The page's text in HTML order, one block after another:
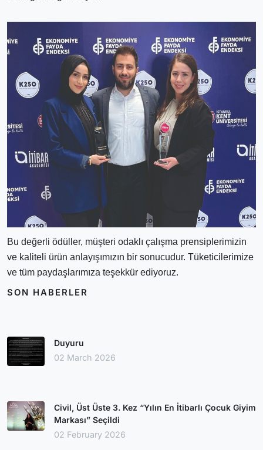
Bu değerli ödüller, müşteri odaklı çalışma prensiplerimizin
ve kaliteli ürün anlayışımızın bir sonucudur. Tüketicilerimize
ve tüm paydaşlarımıza teşekkür ediyoruz.
SON HABERLER
Duyuru
02 March 2026
Civil, Üst Üste 3. Kez “Yılın En İtibarlı Çocuk Giyim
Markası” Seçildi
02 February 2026